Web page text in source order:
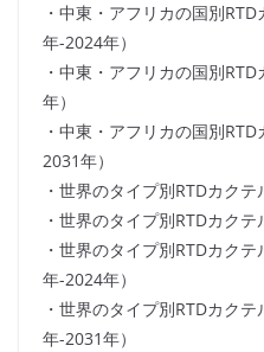
・中東・アフリカの国別
年-2024年）
・中東・アフリカの国別
年）
・中東・アフリカの国別
2031年）
・世界のタイプ別RTDカク
・世界のタイプ別RTDカク
・世界のタイプ別RTDカク
年-2024年）
・世界のタイプ別RTDカク
年-2031年）